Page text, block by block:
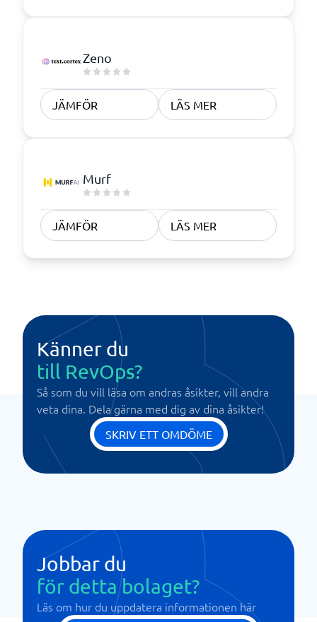
Zeno
JÄMFÖR LÄS MER
Murf
JÄMFÖR LÄS MER
Känner du
till RevOps?
Så som du vill läsa om andras åsikter, vill andra
veta dina. Dela gärna med dig av dina åsikter!
SKRIV ETT OMDÖME
Jobbar du
för detta bolaget?
Läs om hur du uppdatera informationen här